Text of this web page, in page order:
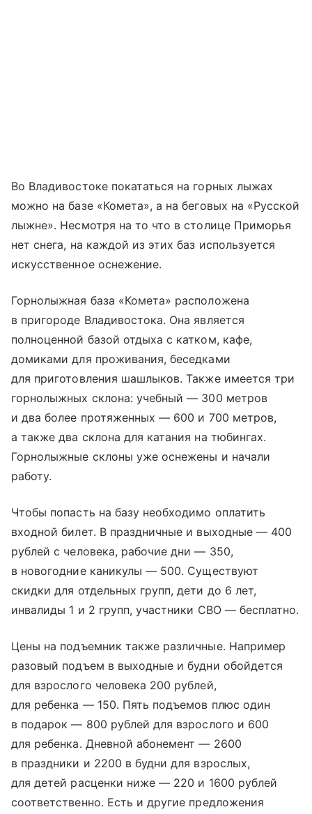
Во Владивостоке покататься на горных лыжах
можно на базе «Комета», а на беговых на «Русской
лыжне». Несмотря на то что в столице Приморья
нет снега, на каждой из этих баз используется
искусственное оснежение.
Горнолыжная база «Комета» расположена
в пригороде Владивостока. Она является
полноценной базой отдыха с катком, кафе,
домиками для проживания, беседками
для приготовления шашлыков. Также имеется три
горнолыжных склона: учебный — 300 метров
и два более протяженных — 600 и 700 метров,
а также два склона для катания на тюбингах.
Горнолыжные склоны уже оснежены и начали
работу.
Чтобы попасть на базу необходимо оплатить
входной билет. В праздничные и выходные — 400
рублей с человека, рабочие дни — 350,
в новогодние каникулы — 500. Существуют
скидки для отдельных групп, дети до 6 лет,
инвалиды 1 и 2 групп, участники СВО — бесплатно.
Цены на подъемник также различные. Например
разовый подъем в выходные и будни обойдется
для взрослого человека 200 рублей,
для ребенка — 150. Пять подъемов плюс один
в подарок — 800 рублей для взрослого и 600
для ребенка. Дневной абонемент — 2600
в праздники и 2200 в будни для взрослых,
для детей расценки ниже — 220 и 1600 рублей
соответственно. Есть и другие предложения